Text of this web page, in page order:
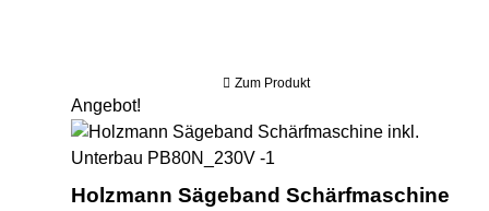
Zum Produkt
Angebot!
Holzmann Sägeband Schärfmaschine